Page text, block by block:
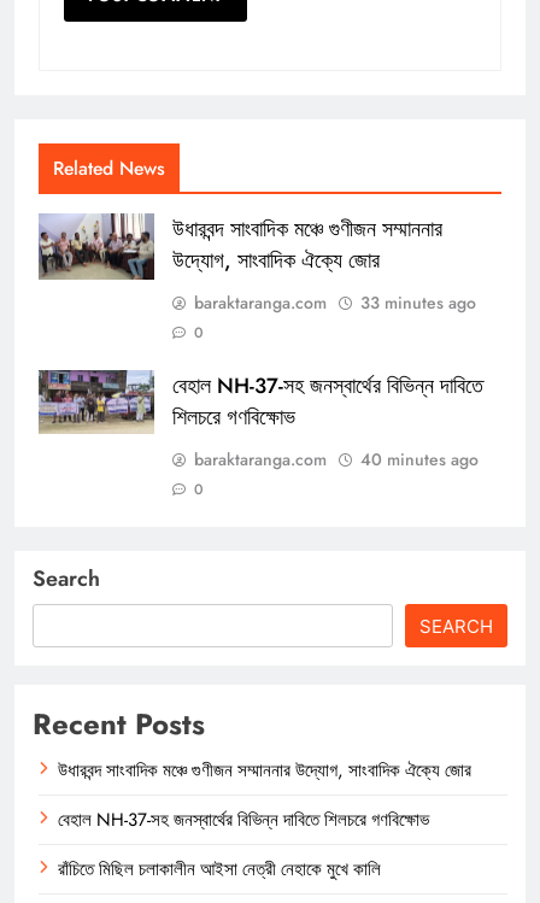
Related News
উধারবন্দ সাংবাদিক মঞ্চে গুণীজন সম্মাননার
উদ্যোগ, সাংবাদিক ঐক্যে জোর
baraktaranga.com 33 minutes ago
0
বেহাল NH-37-সহ জনস্বার্থের বিভিন্ন দাবিতে
শিলচরে গণবিক্ষোভ
baraktaranga.com 40 minutes ago
0
Search
SEARCH
Recent Posts
উধারবন্দ সাংবাদিক মঞ্চে গুণীজন সম্মাননার উদ্যোগ, সাংবাদিক ঐক্যে জোর
বেহাল NH-37-সহ জনস্বার্থের বিভিন্ন দাবিতে শিলচরে গণবিক্ষোভ
রাঁচিতে মিছিল চলাকালীন আইসা নেত্রী নেহাকে মুখে কালি